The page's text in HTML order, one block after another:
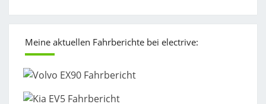
Meine aktuellen Fahrberichte bei electrive: